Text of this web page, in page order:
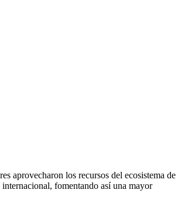
aprovecharon los recursos del ecosistema de
fomentando así una mayor